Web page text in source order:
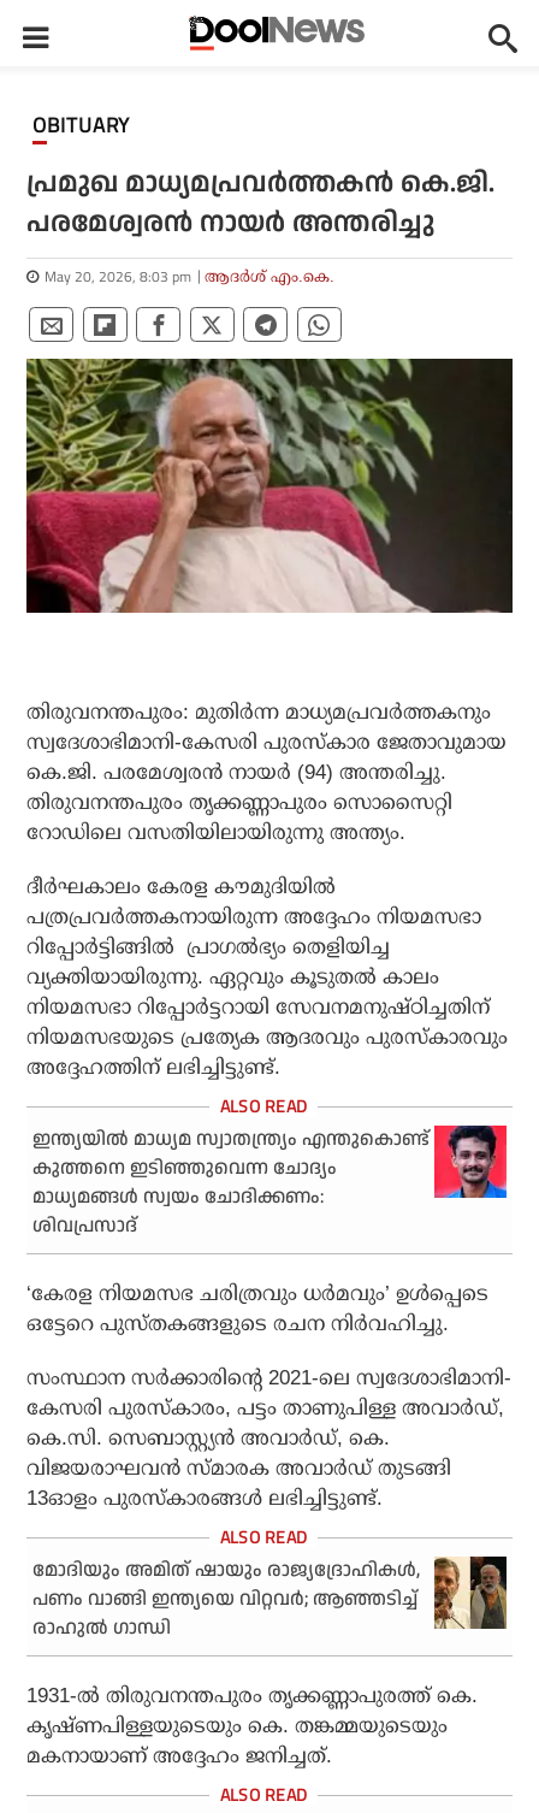
OBITUARY
പ്രമുഖ മാധ്യമപ്രവര്‍ത്തകന്‍ കെ.ജി.
പരമേശ്വരന്‍ നായര്‍ അന്തരിച്ചു
May 20, 2026, 8:03 pm ആദർശ് എം.കെ.
തിരുവനന്തപുരം: മുതിര്‍ന്ന മാധ്യമപ്രവര്‍ത്തകനും
സ്വദേശാഭിമാനി-കേസരി പുരസ്‌കാര ജേതാവുമായ
കെ.ജി. പരമേശ്വരന്‍ നായര്‍ (94) അന്തരിച്ചു.
തിരുവനന്തപുരം തൃക്കണ്ണാപുരം സൊസൈറ്റി
റോഡിലെ വസതിയിലായിരുന്നു അന്ത്യം.
ദീര്‍ഘകാലം കേരള കൗമുദിയില്‍
പത്രപ്രവര്‍ത്തകനായിരുന്ന അദ്ദേഹം നിയമസഭാ
റിപ്പോര്‍ട്ടിങ്ങില്‍ പ്രാഗല്‍ഭ്യം തെളിയിച്ച
വ്യക്തിയായിരുന്നു. ഏറ്റവും കൂടുതല്‍ കാലം
നിയമസഭാ റിപ്പോര്‍ട്ടറായി സേവനമനുഷ്ഠിച്ചതിന്
നിയമസഭയുടെ പ്രത്യേക ആദരവും പുരസ്‌കാരവും
അദ്ദേഹത്തിന് ലഭിച്ചിട്ടുണ്ട്.
ഇന്ത്യയില്‍ മാധ്യമ സ്വാതന്ത്ര്യം എന്തുകൊണ്ട്
കുത്തനെ ഇടിഞ്ഞുവെന്ന ചോദ്യം
മാധ്യമങ്ങള്‍ സ്വയം ചോദിക്കണം:
ശിവപ്രസാദ്
‘കേരള നിയമസഭ ചരിത്രവും ധര്‍മവും’ ഉള്‍പ്പെടെ
ഒട്ടേറെ പുസ്തകങ്ങളുടെ രചന നിര്‍വഹിച്ചു.
സംസ്ഥാന സര്‍ക്കാരിന്റെ 2021-ലെ സ്വദേശാഭിമാനി-
കേസരി പുരസ്‌കാരം, പട്ടം താണുപിള്ള അവാര്‍ഡ്,
കെ.സി. സെബാസ്റ്റ്യന്‍ അവാര്‍ഡ്, കെ.
വിജയരാഘവന്‍ സ്മാരക അവാര്‍ഡ് തുടങ്ങി
13ഓളം പുരസ്‌കാരങ്ങള്‍ ലഭിച്ചിട്ടുണ്ട്.
മോദിയും അമിത് ഷായും രാജ്യദ്രോഹികള്‍,
പണം വാങ്ങി ഇന്ത്യയെ വിറ്റവര്‍; ആഞ്ഞടിച്ച്
രാഹുല്‍ ഗാന്ധി
1931-ല്‍ തിരുവനന്തപുരം തൃക്കണ്ണാപുരത്ത് കെ.
കൃഷ്ണപിള്ളയുടെയും കെ. തങ്കമ്മയുടെയും
മകനായാണ് അദ്ദേഹം ജനിച്ചത്.